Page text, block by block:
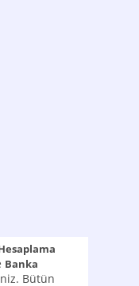
Banka
Bütün